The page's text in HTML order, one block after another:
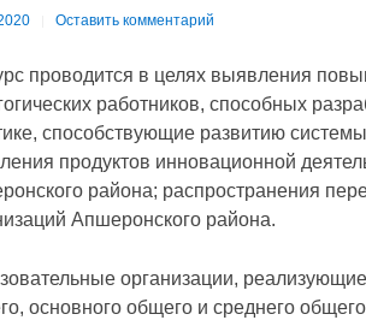
Оставить комментарий
проводится в целях выявления
работников, способных
способствующие развитию
продуктов инновационной
района; распространения
Апшеронского района.
организации,
основного общего и среднего